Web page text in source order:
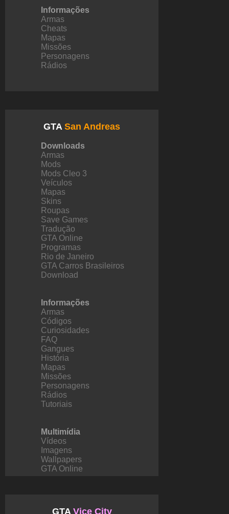
Informações
Armas
Cheats
Mapas
Missões
Personagens
Rádios
GTA San Andreas
Downloads
Armas
Mods
Mods Cleo 3
Veículos
Mapas
Skins
Roupas
Save Games
Tradução
GTA Online
Programas
Rio de Janeiro
GTA Carros Brasileiros
Download
Informações
Armas
Códigos
Curiosidades
FAQ
Gangues
História
Mapas
Missões
Personagens
Rádios
Tutoriais
Multimídia
Vídeos
Imagens
Wallpapers
GTA Online
GTA Vice City